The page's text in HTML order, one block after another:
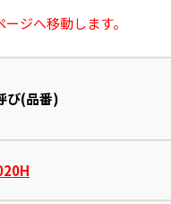
ジへ移動します。
び(品番)